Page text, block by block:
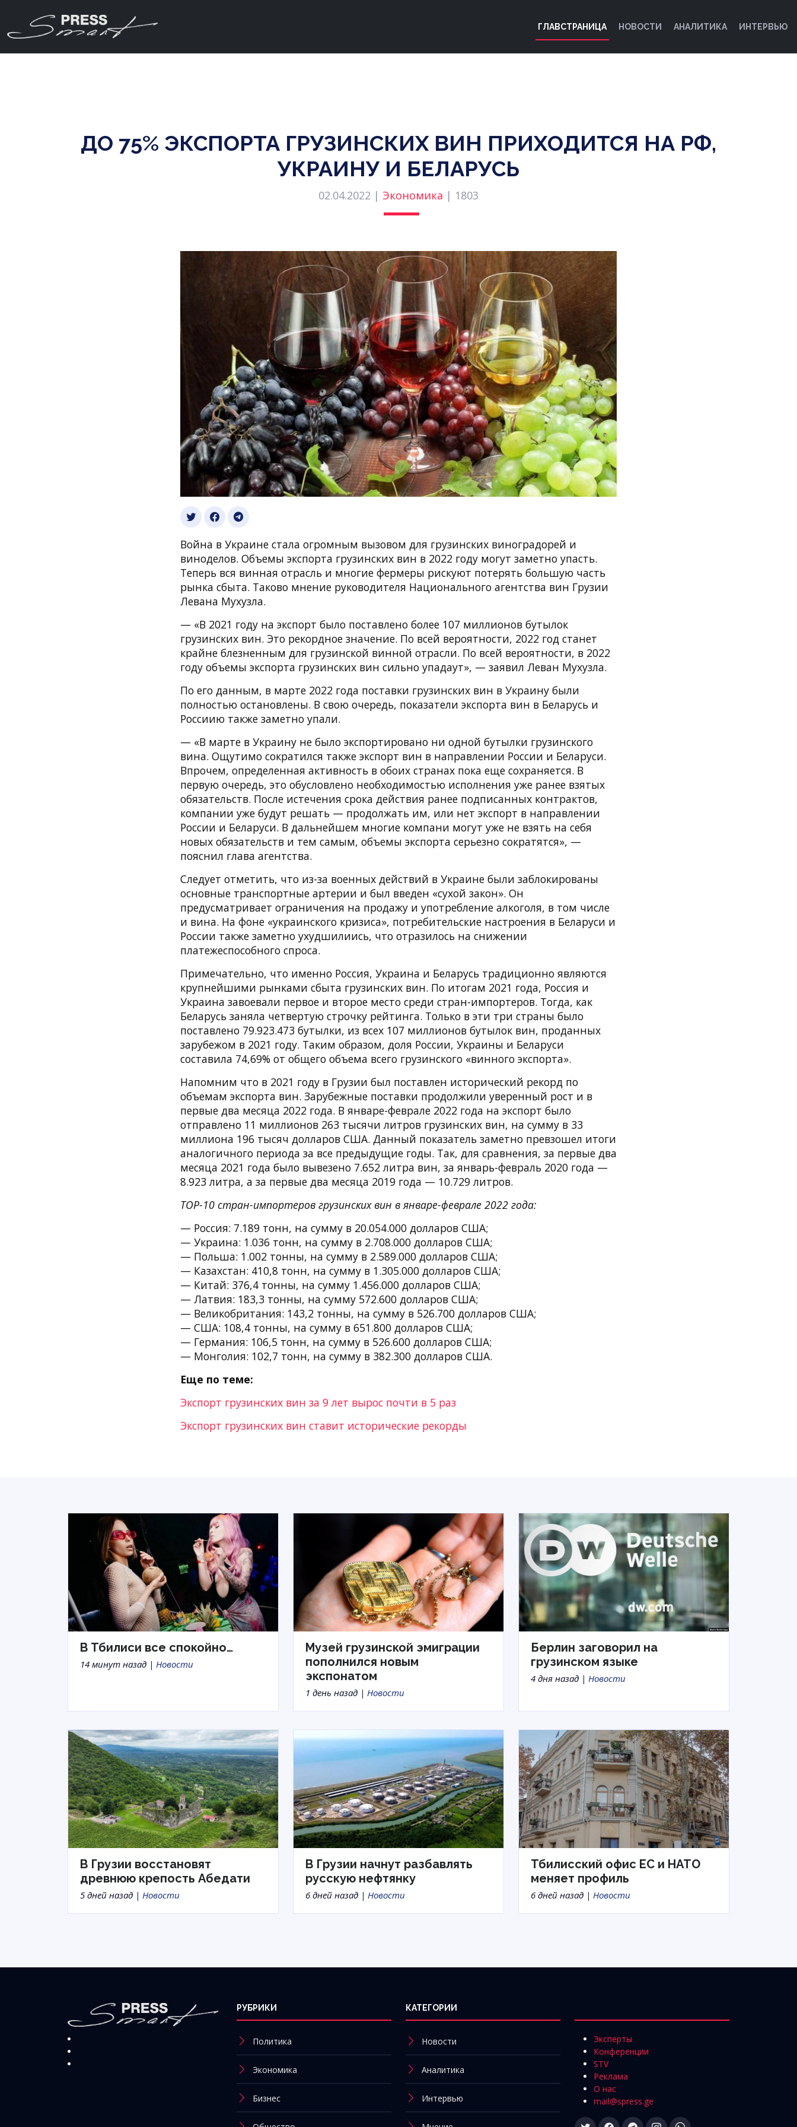
ГЛАВСТРАНИЦА НОВОСТИ АНАЛИТИКА ИНТЕРВЬЮ
ДО 75% ЭКСПОРТА ГРУЗИНСКИХ ВИН ПРИХОДИТСЯ НА РФ,
УКРАИНУ И БЕЛАРУСЬ
02.04.2022 | Экономика | 1803
Война в Украине стала огромным вызовом для грузинских виноградорей и
виноделов. Объемы экспорта грузинских вин в 2022 году могут заметно упасть.
Теперь вся винная отрасль и многие фермеры рискуют потерять большую часть
рынка сбыта. Таково мнение руководителя Национального агентства вин Грузии
Левана Мухузла.
— «В 2021 году на экспорт было поставлено более 107 миллионов бутылок
грузинских вин. Это рекордное значение. По всей вероятности, 2022 год станет
крайне блезненным для грузинской винной отрасли. По всей вероятности, в 2022
году объемы экспорта грузинских вин сильно упадаут», — заявил Леван Мухузла.
По его данным, в марте 2022 года поставки грузинских вин в Украину были
полностью остановлены. В свою очередь, показатели экспорта вин в Беларусь и
Россиию также заметно упали.
— «В марте в Украину не было экспортировано ни одной бутылки грузинского
вина. Ощутимо сократился также экспорт вин в направлении России и Беларуси.
Впрочем, определенная активность в обоих странах пока еще сохраняется. В
первую очередь, это обусловлено необходимостью исполнения уже ранее взятых
обязательств. После истечения срока действия ранее подписанных контрактов,
компании уже будут решать — продолжать им, или нет экспорт в направлении
России и Беларуси. В дальнейшем многие компани могут уже не взять на себя
новых обязательств и тем самым, объемы экспорта серьезно сократятся», —
пояснил глава агентства.
Следует отметить, что из-за военных действий в Украине были заблокированы
основные транспортные артерии и был введен «сухой закон». Он
предусматривает ограничения на продажу и употребление алкоголя, в том числе
и вина. На фоне «украинского кризиса», потребительские настроения в Беларуси и
России также заметно ухудшилиись, что отразилось на снижении
платежеспособного спроса.
Примечательно, что именно Россия, Украина и Беларусь традиционно являются
крупнейшими рынками сбыта грузинских вин. По итогам 2021 года, Россия и
Украина завоевали первое и второе место среди стран-импортеров. Тогда, как
Беларусь заняла четвертую строчку рейтинга. Только в эти три страны было
поставлено 79.923.473 бутылки, из всех 107 миллионов бутылок вин, проданных
зарубежом в 2021 году. Таким образом, доля России, Украины и Беларуси
составила 74,69% от общего объема всего грузинского «винного экспорта».
Напомним что в 2021 году в Грузии был поставлен исторический рекорд по
объемам экспорта вин. Зарубежные поставки продолжили уверенный рост и в
первые два месяца 2022 года. В январе-феврале 2022 года на экспорт было
отправлено 11 миллионов 263 тысячи литров грузинских вин, на сумму в 33
миллиона 196 тысяч долларов США. Данный показатель заметно превзошел итоги
аналогичного периода за все предыдущие годы. Так, для сравнения, за первые два
месяца 2021 года было вывезено 7.652 литра вин, за январь-февраль 2020 года —
8.923 литра, а за первые два месяца 2019 года — 10.729 литров.
TOP-10 стран-импортеров грузинских вин в январе-феврале 2022 года:
— Россия: 7.189 тонн, на сумму в 20.054.000 долларов США;
— Украина: 1.036 тонн, на сумму в 2.708.000 долларов США;
— Польша: 1.002 тонны, на сумму в 2.589.000 долларов США;
— Казахстан: 410,8 тонн, на сумму в 1.305.000 долларов США;
— Китай: 376,4 тонны, на сумму 1.456.000 долларов США;
— Латвия: 183,3 тонны, на сумму 572.600 долларов США;
— Великобритания: 143,2 тонны, на сумму в 526.700 долларов США;
— США: 108,4 тонны, на сумму в 651.800 долларов США;
— Германия: 106,5 тонн, на сумму в 526.600 долларов США;
— Монголия: 102,7 тонн, на сумму в 382.300 долларов США.
Еще по теме:
Экспорт грузинских вин за 9 лет вырос почти в 5 раз
Экспорт грузинских вин ставит исторические рекорды
В Тбилиси все спокойно…
14 минут назад | Новости
Музей грузинской эмиграции
пополнился новым
экспонатом
1 день назад | Новости
Берлин заговорил на
грузинском языке
4 дня назад | Новости
В Грузии восстановят
древнюю крепость Абедати
5 дней назад | Новости
В Грузии начнут разбавлять
русскую нефтянку
6 дней назад | Новости
Тбилисский офис ЕС и НАТО
меняет профиль
6 дней назад | Новости
РУБРИКИ
Политика
Экономика
Бизнес
КАТЕГОРИИ
Новости
Аналитика
Интервью
Эксперты
Конференции
STV
Реклама
О нас
mail@spress.ge